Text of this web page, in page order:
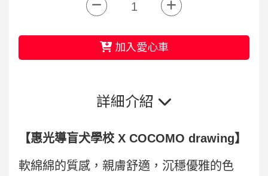
加入愛心車
詳細介紹
【惠光導盲犬學校 X COCOMO drawing】
軟綿綿的質感，親膚舒適，沉穩優雅的色